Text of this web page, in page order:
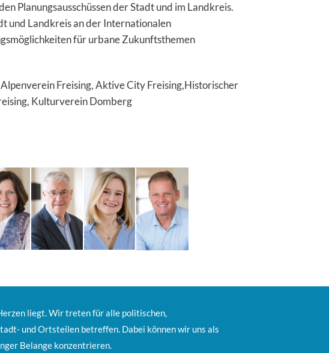
Planungsausschüssen der Stadt und im Landkreis.
und Landkreis an der Internationalen
für urbane Zukunftsthemen
Freising, Aktive City Freising,Historischer
Kulturverein Domberg
liegt. Wir treten für alle politischen,
und Ortsteilen betreffen. Dabei können wir uns als
Belange konzentrieren.